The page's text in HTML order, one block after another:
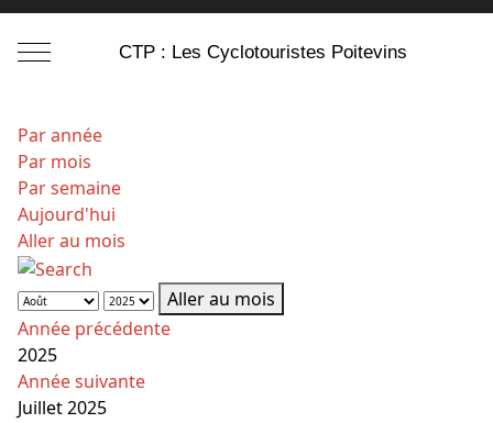
Mobile Menu ToggleCTP : Les Cyclotouristes Poitevins
Par année
Par mois
Par semaine
Aujourd'hui
Aller au mois
Aller au mois
Année précédente
2025
Année suivante
Juillet 2025